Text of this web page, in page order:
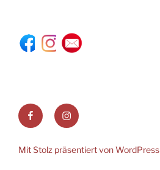
FacebookInstagram
Mit Stolz präsentiert von WordPress